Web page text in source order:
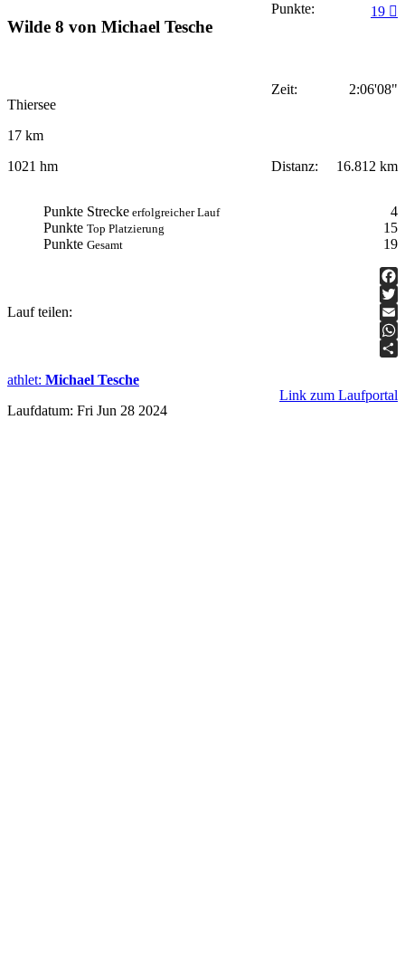
Wilde 8 von Michael Tesche
Thiersee
17 km
1021 hm
Punkte: 19
Zeit: 2:06'08"
Distanz: 16.812 km
Punkte Strecke erfolgreicher Lauf
4
Punkte Top Platzierung
15
Punkte Gesamt 19
Lauf teilen:
athlet: Michael Tesche
Laufdatum: Fri Jun 28 2024
Link zum Laufportal